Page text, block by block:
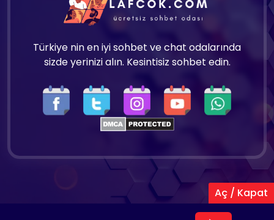
Türkiye nin en iyi sohbet ve chat odalarında
sizde yerinizi alın. Kesintisiz sohbet edin.
Copyright 2025 © Tüm hakları saklıdır.Lafcok.com
Aç / Kapat